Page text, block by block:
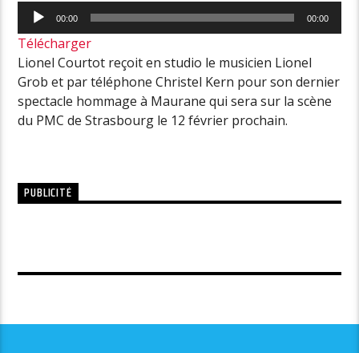
Lecteur
audio
00:00 00:00
Télécharger
Lionel Courtot reçoit en studio le musicien Lionel
Grob et par téléphone Christel Kern pour son dernier
spectacle hommage à Maurane qui sera sur la scène
du PMC de Strasbourg le 12 février prochain.
PUBLICITÉ